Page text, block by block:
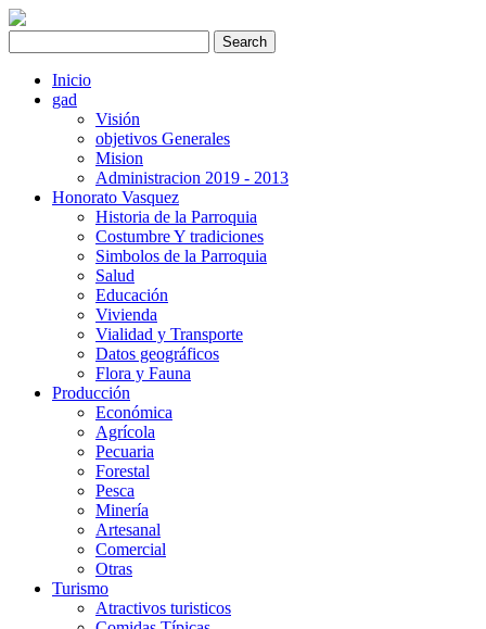
Inicio
gad
Visión
objetivos Generales
Mision
Administracion 2019 - 2013
Honorato Vasquez
Historia de la Parroquia
Costumbre Y tradiciones
Simbolos de la Parroquia
Salud
Educación
Vivienda
Vialidad y Transporte
Datos geográficos
Flora y Fauna
Producción
Económica
Agrícola
Pecuaria
Forestal
Pesca
Minería
Artesanal
Comercial
Otras
Turismo
Atractivos turisticos